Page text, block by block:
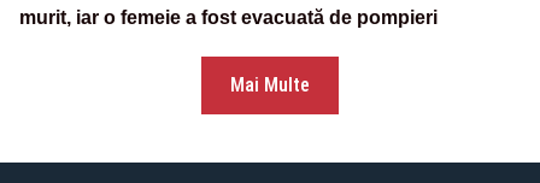
murit, iar o femeie a fost evacuată de pompieri
Mai Multe